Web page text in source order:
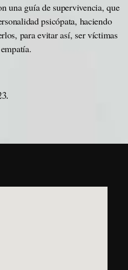
una guía de supervivencia, que
psicópata, haciendo
para evitar así, ser víctimas